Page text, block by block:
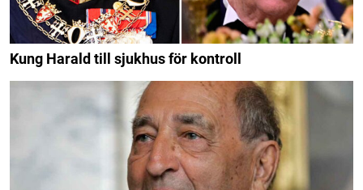
Kung Harald till sjukhus för kontroll